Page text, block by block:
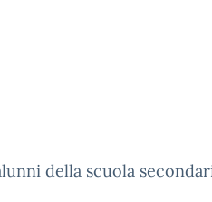
della scuola